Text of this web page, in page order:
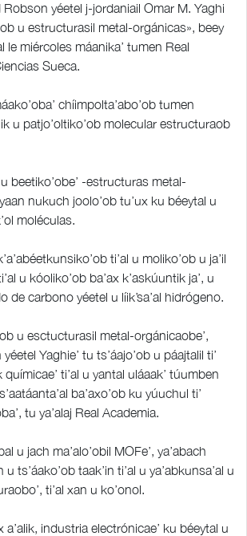
yéetel j-jordaniail Omar M. Yaghi
u estructurasil metal-orgánicas», beey
le miércoles máanika’ tumen Real
Sueca.
chíimpolta’abo’ob tumen
u patjo’oltiko’ob molecular estructuraob
u beetiko’obe’ -estructuras metal-
nukuch joolo’ob tu’ux ku béeytal u
moléculas.
ti’al u moliko’ob u ja’il
u kóoliko’ob ba’ax k’askúuntik ja’, u
de carbono yéetel u líik’sa’al hidrógeno.
u esctucturasil metal-orgánicaobe’,
Yaghie’ tu ts’áajo’ob u páajtalil ti’
químicae’ ti’al u yantal uláaak’ túumben
ba’axo’ob ku yúuchul ti’
tu ya’alaj Real Academia.
u jach ma’alo’obil MOFe’, ya’abach
u ts’áako’ob taak’in ti’al u ya’abkunsa’al u
ti’al xan u ko’onol.
a’alik, industria electrónicae’ ku béeytal u